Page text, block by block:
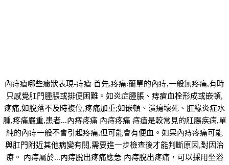
內痔瘡哪些癥狀表現-痔瘡 首先,疼痛:簡單的內痔,一般無疼痛,有時
只感覺肛門腫脹或排便困難。如炎症腫脹、痔瘡血栓形成或嵌頓,
疼痛,如脫落不及時複位,疼痛加重;如嵌頓、潰瘍壞死、肛緣炎症水
腫,疼痛嚴重,患者...內痔疼痛 內痔疼痛 痔瘡是較常見的肛腸疾病,單
純的內痔一般不會引起疼痛,但可能會有便血。如果內痔疼痛可能
與肛門附近其他病變有關,需要進一步檢查後才能判斷原因,對因治
療。 內痔屬於...內痔脫出疼痛應急 內痔脫出疼痛，可以採用坐浴